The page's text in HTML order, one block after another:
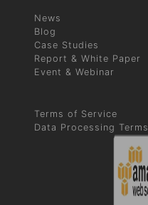
News
Blog
Case Studies
Report & White Paper
Event & Webinar
Terms of Service
Data Processing Terms